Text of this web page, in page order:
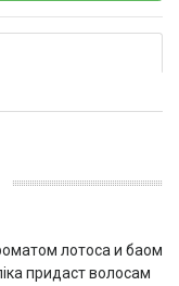
лотоса и баом
придаст волосам